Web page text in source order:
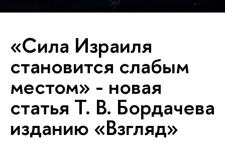
«Сила Израиля
становится слабым
местом» - новая
статья Т. В. Бордачева
изданию «Взгляд»